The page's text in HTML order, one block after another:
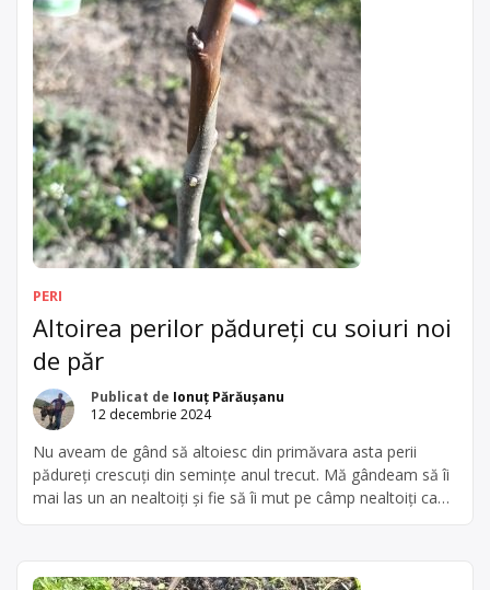
PERI
Altoirea perilor pădureți cu soiuri noi
de păr
Publicat de Ionuț Părăușanu
12 decembrie 2024
Nu aveam de gând să altoiesc din primăvara asta perii
pădureți crescuți din semințe anul trecut. Mă gândeam să îi
mai las un an nealtoiți și fie să îi mut pe câmp nealtoiți ca